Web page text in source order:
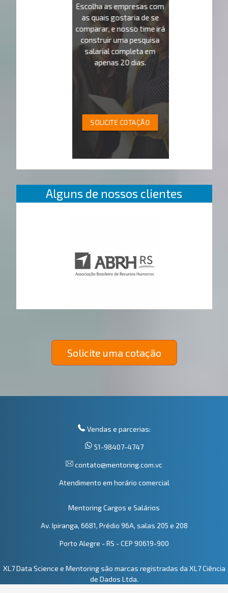
Escolha as empresas com
as quais gostaria de se
comparar, e nosso time irá
construir uma pesquisa
salarial completa em
apenas 20 dias.
SOLICITE COTAÇÃO
Alguns de nossos clientes
Solicite uma cotação
Vendas e parcerias:
51-98407-4747
contato@mentoring.com.vc
Atendimento em horário comercial
Mentoring Cargos e Salários
Av. Ipiranga, 6681, Prédio 96A, salas 205 e 208
Porto Alegre - RS - CEP 90619-900
XL7 Data Science e Mentoring são marcas registradas da XL7 Ciência
de Dados Ltda.